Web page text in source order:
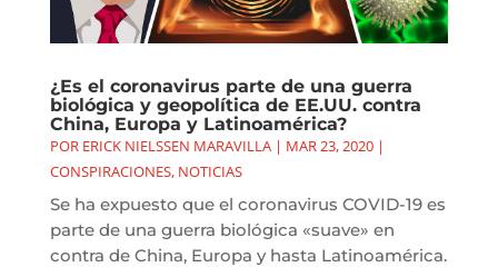
¿Es el coronavirus parte de una guerra
biológica y geopolítica de EE.UU. contra
China, Europa y Latinoamérica?
POR ERICK NIELSSEN MARAVILLA| MAR 23, 2020|
CONSPIRACIONES, NOTICIAS
Se ha expuesto que el coronavirus COVID-19 es
parte de una guerra biológica «suave» en
contra de China, Europa y hasta Latinoamérica.